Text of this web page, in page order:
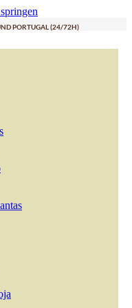
PORTUGAL (24/72H)